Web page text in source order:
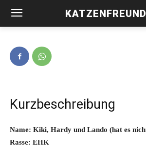
Kiki und Hardy -vermittelt-
Kurzbeschreibung
Name: Kiki, Hardy und Lando (hat es
Rasse: EHK